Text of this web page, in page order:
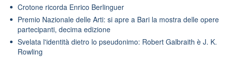
Crotone ricorda Enrico Berlinguer
Premio Nazionale delle Arti: si apre a Bari la mostra delle opere
partecipanti, decima edizione
Svelata l'identità dietro lo pseudonimo: Robert Galbraith è J. K.
Rowling